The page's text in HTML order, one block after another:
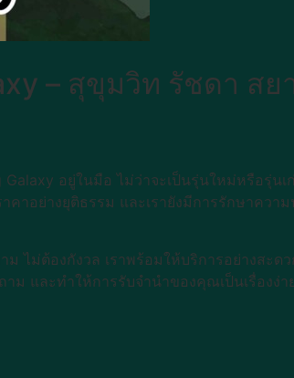
– สุขุมวิท รัชดา สย
อยู่ในมือ ไม่ว่าจะเป็นรุ่นใหม่หรือรุ่น
คาอย่างยุติธรรม และเรายังมีการรักษาค
ม่ต้องกังวล เราพร้อมให้บริการอย่างสะด
ม และทำให้การรับจำนำของคุณเป็นเรื่องง่า